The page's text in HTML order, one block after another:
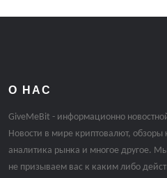
О НАС
GiveMeBit - информационно
Новости в мире криптовалют, обзоры
аналитика рынка и многое другое.
не призываем вас к каким либо